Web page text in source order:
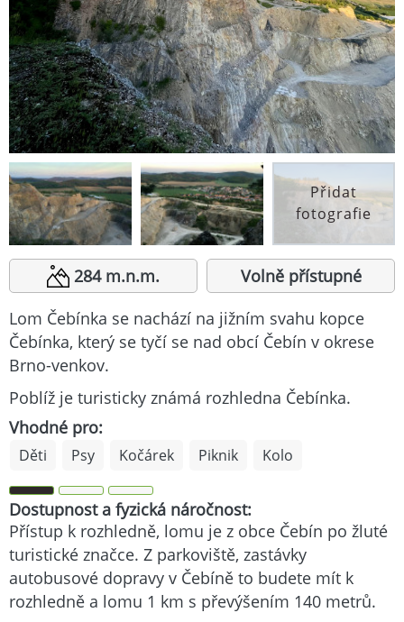
Přidat
fotografie
284 m.n.m.
Volně přístupné
Lom Čebínka se nachází na jižním svahu kopce
Čebínka, který se tyčí se nad obcí Čebín v okrese
Brno-venkov.
Poblíž je turisticky známá rozhledna Čebínka.
Vhodné pro:
Děti Psy Kočárek Piknik Kolo
Dostupnost a fyzická náročnost:
Přístup k rozhledně, lomu je z obce Čebín po žluté
turistické značce. Z parkoviště, zastávky
autobusové dopravy v Čebíně to budete mít k
rozhledně a lomu 1 km s převýšením 140 metrů.